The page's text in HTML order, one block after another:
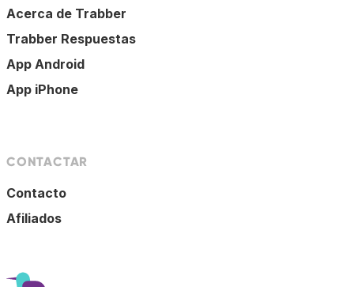
Acerca de Trabber
Trabber Respuestas
App Android
App iPhone
CONTACTAR
Contacto
Afiliados